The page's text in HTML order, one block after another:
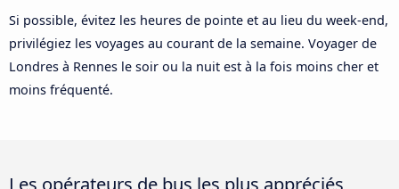
Si possible, évitez les heures de pointe et au lieu du week-end,
privilégiez les voyages au courant de la semaine. Voyager de
Londres à Rennes le soir ou la nuit est à la fois moins cher et
moins fréquenté.